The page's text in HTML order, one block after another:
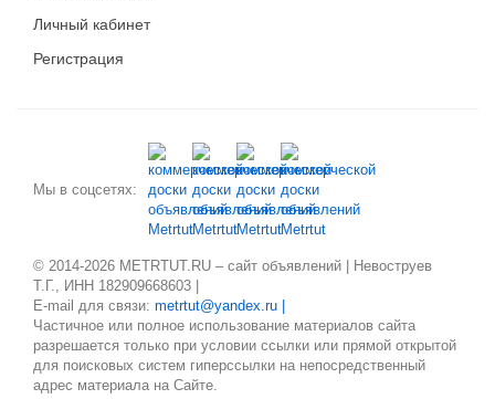
Личный кабинет
Регистрация
Мы в соцсетях:
© 2014-2026 METRTUT.RU – сайт объявлений | Невоструев
Т.Г., ИНН 182909668603 |
E-mail для связи: metrtut@yandex.ru |
Частичное или полное использование материалов сайта
разрешается только при условии ссылки или прямой открытой
для поисковых систем гиперссылки на непосредственный
адрес материала на Сайте.